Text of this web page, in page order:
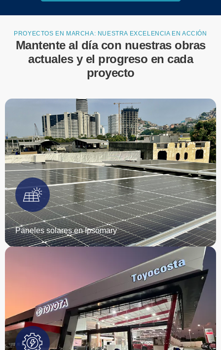
PROYECTOS EN MARCHA: NUESTRA EXCELENCIA EN ACCIÓN
Mantente al día con nuestras obras
actuales y el progreso en cada
proyecto
Paneles solares en Ipsomary
garantizando eficiencia energética y ahorro sostenible.
EMPIEZA TU PROYECTO
Energía confiable para un desarrollo excepcional.
Ejecutamos las instalaciones eléctricas en Toyocosta
Samborondón, garantizando eficiencia y seguridad en cada
espacio.
EMPIEZA TU PROYECTO
Exclusivos townhouses de lujo, donde Grupo RQ ejecutó con
excelencia las instalaciones eléctricas integrales.
EMPIEZA TU PROYECTO